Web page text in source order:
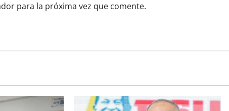
para la próxima vez que comente.